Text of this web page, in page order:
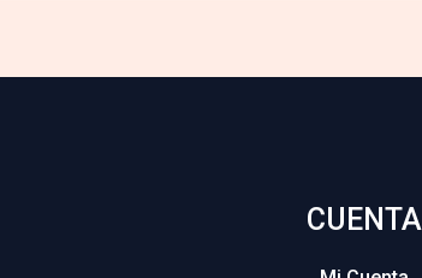
CUENTA